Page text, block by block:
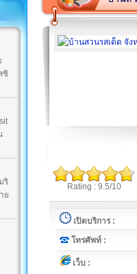
ซิ
ริ
ย
Rating : 9.5/10
เปิดบริการ :
โทรศัพท์ :
เว็บ :